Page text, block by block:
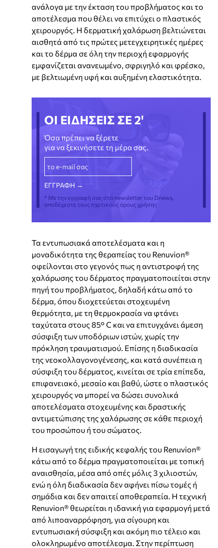
ανάλογα με την έκταση του προβλήματος και το
αποτέλεσμα που θέλει να επιτύχει ο πλαστικός
χειρουργός. Η δερματική χαλάρωση βελτιώνεται
αισθητά από τις πρώτες μετεγχειρητικές ημέρες
και το δέρμα σε όλη την περιοχή εφαρμογής
εμφανίζεται ανανεωμένο, σφριγηλό και φρέσκο,
με βελτιωμένη υφή και αυξημένη ελαστικότητα.
ΟΙ ΕΙΔΗΣΕΙΣ ΣΕ 2'
Όσα πρέπει να ξέρετε
για να ξεκινήσετε τη μέρα σας.
* Με την εγγραφή σας στο newsletter του Dnews,
αποδέχεστε τους σχετικούς όρους χρήσης
Τα εντυπωσιακά αποτελέσματα και η
μοναδικότητα της θεραπείας του Renuvion®
οφείλονται στο γεγονός πως η αντιστροφή της
χαλάρωσης του δέρματος πραγματοποιείται στην
πηγή του προβλήματος, δηλαδή κάτω από το
δέρμα, όπου διοχετεύεται στοχευμένη
θερμότητα, με τη θερμοκρασία να φτάνει
ταχύτατα στους 85° C και να επιτυγχάνει άμεση
σύσφιξη των υποδόριων ιστών, χωρίς την
πρόκληση τραυματισμού. Επίσης η διαδικασία
της νεοκολλαγονογένεσης, και κατά συνέπεια η
σύσφιξη του δέρματος, κινείται σε τρία επίπεδα,
επιφανειακό, μεσαίο και βαθύ, ώστε ο πλαστικός
χειρουργός να μπορεί να δώσει συνολικά
αποτελέσματα στοχευμένης και δραστικής
αντιμετώπισης της χαλάρωσης σε κάθε περιοχή
του προσώπου ή του σώματος.
Η εισαγωγή της ειδικής κεφαλής του Renuvion®
κάτω από το δέρμα πραγματοποιείται με τοπική
αναισθησία, μέσα από οπές μόλις 3 χιλιοστών,
ενώ η όλη διαδικασία δεν αφήνει πίσω τομές ή
σημάδια και δεν απαιτεί αποθεραπεία. Η τεχνική
Renuvion® θεωρείται η ιδανική για εφαρμογή μετά
από λιποαναρρόφηση, για σίγουρη και
εντυπωσιακή σύσφιξη και ακόμη πιο τέλειο και
ολοκληρωμένο αποτέλεσμα. Στην περίπτωση